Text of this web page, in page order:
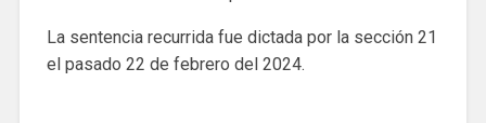
La sentencia recurrida fue dictada por la sección 21
el pasado 22 de febrero del 2024.